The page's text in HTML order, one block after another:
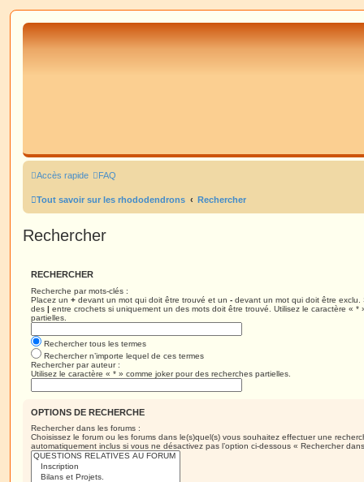
Accès rapide FAQ
Tout savoir sur les rhododendrons Rechercher
Rechercher
RECHERCHER
Recherche par mots-clés :
Placez un + devant un mot qui doit être trouvé et un - devant un mot qui doit être
des | entre crochets si uniquement un des mots doit être trouvé. Utilisez le caractère « *
partielles.
Rechercher tous les termes
Rechercher n’importe lequel de ces termes
Rechercher par auteur :
Utilisez le caractère « * » comme joker pour des recherches partielles.
OPTIONS DE RECHERCHE
Rechercher dans les forums :
Choisissez le forum ou les forums dans le(s)quel(s) vous souhaitez effectuer une
automatiquement inclus si vous ne désactivez pas l’option ci-dessous « Rechercher